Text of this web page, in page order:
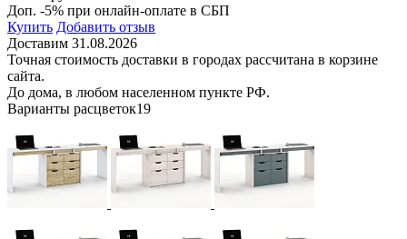
Доп. -5% при онлайн-оплате в СБП
Купить Добавить отзыв
Доставим 31.08.2026
Точная стоимость доставки в городах рассчитана в корзине
сайта.
До дома, в любом населенном пункте РФ.
Варианты расцветок19